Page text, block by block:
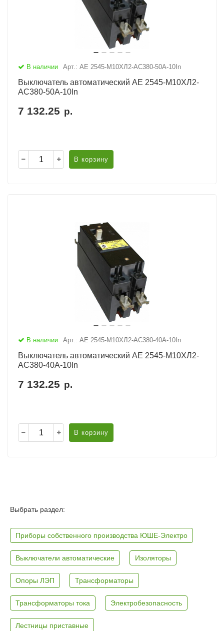
В наличии Арт.: АЕ 2545-М10ХЛ2-AC380-50А-10In
Выключатель автоматический АЕ 2545-М10ХЛ2-
AC380-50А-10In
7 132.25 р.
В корзину
В наличии Арт.: АЕ 2545-М10ХЛ2-AC380-40А-10In
Выключатель автоматический АЕ 2545-М10ХЛ2-
AC380-40А-10In
7 132.25 р.
В корзину
Выбрать раздел:
Приборы собственного производства ЮШЕ-Электро
Выключатели автоматические Изоляторы
Опоры ЛЭП Трансформаторы
Трансформаторы тока Электробезопасность
Лестницы приставные